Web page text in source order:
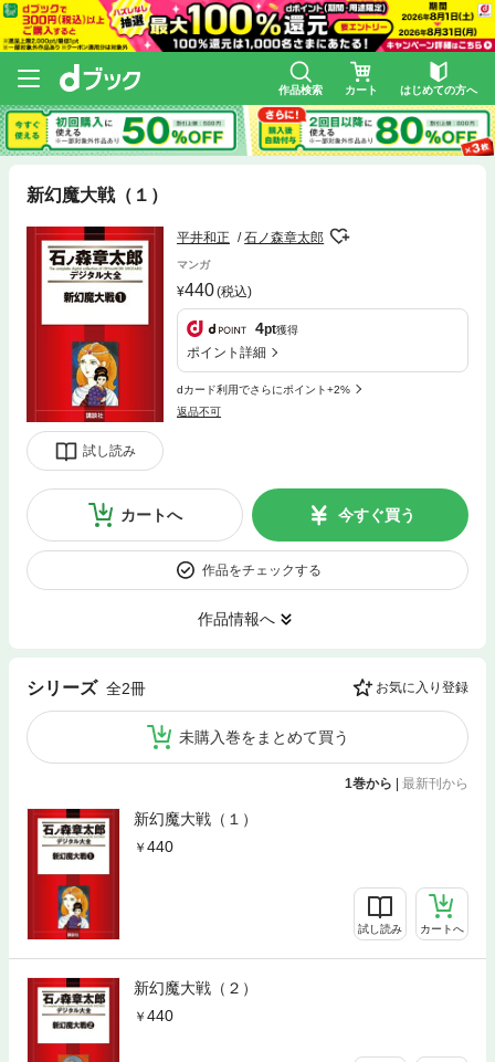
作品検索 カート はじめての方へ
新幻魔大戦（１）
試し読み
平井和正 石ノ森章太郎
マンガ
440(税込)
4pt獲得
ポイント詳細
dカード利用でさらにポイント+2%
返品不可
カートへ 今すぐ買う
作品をチェックする
作品情報へ
シリーズ 全2冊 お気に入り登録
未購入巻をまとめて買う
1巻から | 最新刊から
新幻魔大戦（１）
440
試し読み カートへ
新幻魔大戦（２）
440